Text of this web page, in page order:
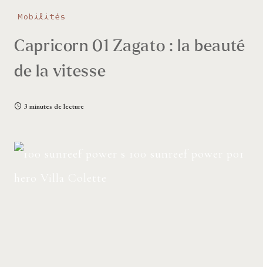
Mobilités
Capricorn 01 Zagato : la beauté
de la vitesse
3 minutes de lecture